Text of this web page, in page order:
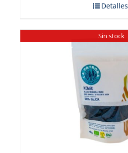
Detalles
Sin stock